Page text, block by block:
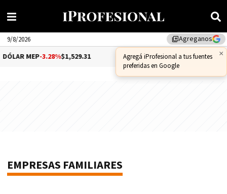
library_addAgreganos
×
Agregá iProfesional a tus fuentes
preferidas en Google
9/8/2026
MEP-3.28%$1,529.31 DÓLAR CCL-1.25%$1,556.14
EMPRESAS FAMILIARES